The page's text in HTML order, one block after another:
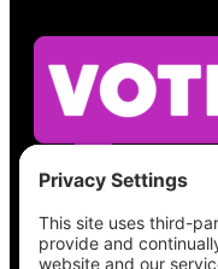
Vea lo que hay
lugar de